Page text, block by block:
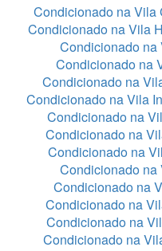
Condicionado na Vila
Condicionado na Vila
Condicionado na
Condicionado na
Condicionado na
Condicionado na Vila
Condicionado na
Condicionado na
Condicionado na
Condicionado na
Condicionado na
Condicionado na
Condicionado na
Condicionado na